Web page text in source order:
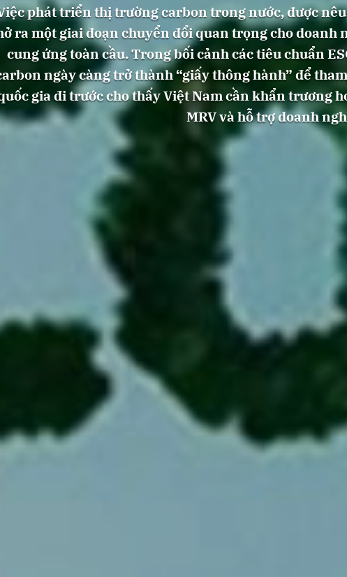
phát triển thị trường carbon trong nước, được
ra một giai đoạn chuyển đổi quan trọng cho doanh
cung ứng toàn cầu. Trong bối cảnh các tiêu chuẩn
ngày càng trở thành “giấy thông hành” để
gia đi trước cho thấy Việt Nam cần khẩn trương
MRV và hỗ trợ doanh